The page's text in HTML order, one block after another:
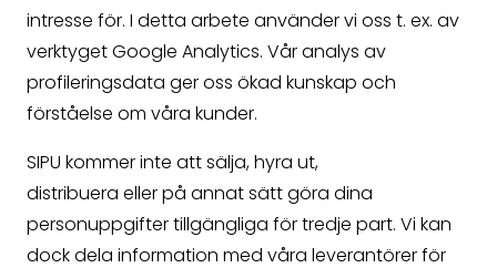
intresse för. I detta arbete använder vi oss t. ex. av
verktyget Google Analytics. Vår analys av
profileringsdata ger oss ökad kunskap och
förståelse om våra kunder.
SIPU kommer inte att sälja, hyra ut,
distribuera eller på annat sätt göra dina
personuppgifter tillgängliga för tredje part. Vi kan
dock dela information med våra leverantörer för